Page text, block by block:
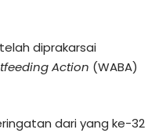
diprakarsai
Action (WABA)
dari yang ke-32